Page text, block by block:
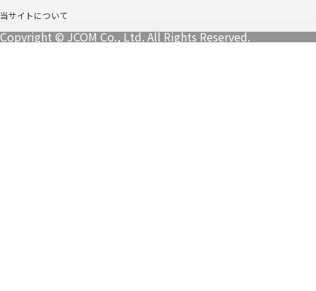
当サイトについて
Copyright © JCOM Co., Ltd. All Rights Reserved.